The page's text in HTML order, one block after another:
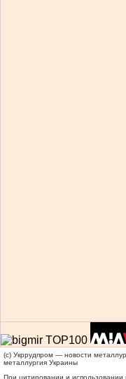
(c) Укррудпром — новости
металлургия Украины